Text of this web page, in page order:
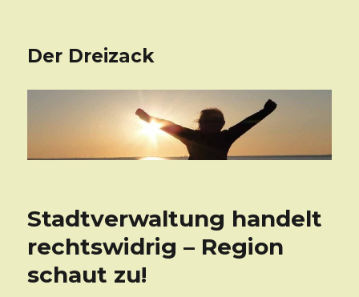
Der Dreizack
Stadtverwaltung handelt
rechtswidrig – Region
schaut zu!